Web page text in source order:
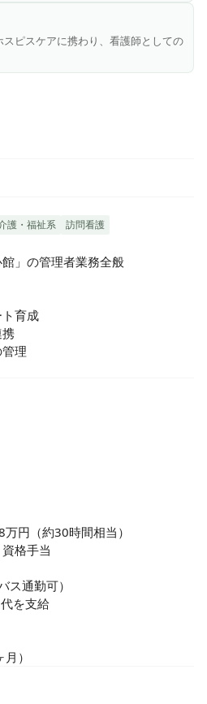
ピスケアに携わり、看護師としての
護・福祉系 訪問看護
」の管理者業務全般
育成
理
円（約30時間相当）
格手当
通勤可）
を支給
）